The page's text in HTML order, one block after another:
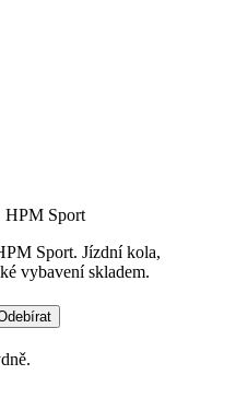
HPM Sport
Sport. Jízdní kola,
vybavení skladem.